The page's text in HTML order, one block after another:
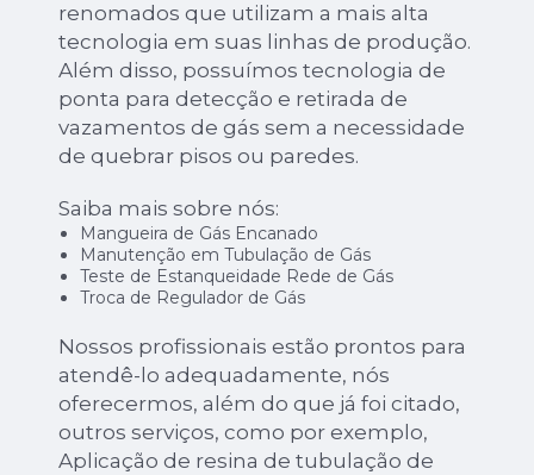
renomados que utilizam a mais alta
tecnologia em suas linhas de produção.
Além disso, possuímos tecnologia de
ponta para detecção e retirada de
vazamentos de gás sem a necessidade
de quebrar pisos ou paredes.
Saiba mais sobre nós:
Mangueira de Gás Encanado
Manutenção em Tubulação de Gás
Teste de Estanqueidade Rede de Gás
Troca de Regulador de Gás
Nossos profissionais estão prontos para
atendê-lo adequadamente, nós
oferecermos, além do que já foi citado,
outros serviços, como por exemplo,
Aplicação de resina de tubulação de